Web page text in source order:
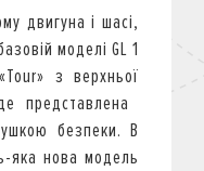
двигуна і шасі,
моделі GL 1
з верхньої
представлена
безпеки. В
яка нова модель